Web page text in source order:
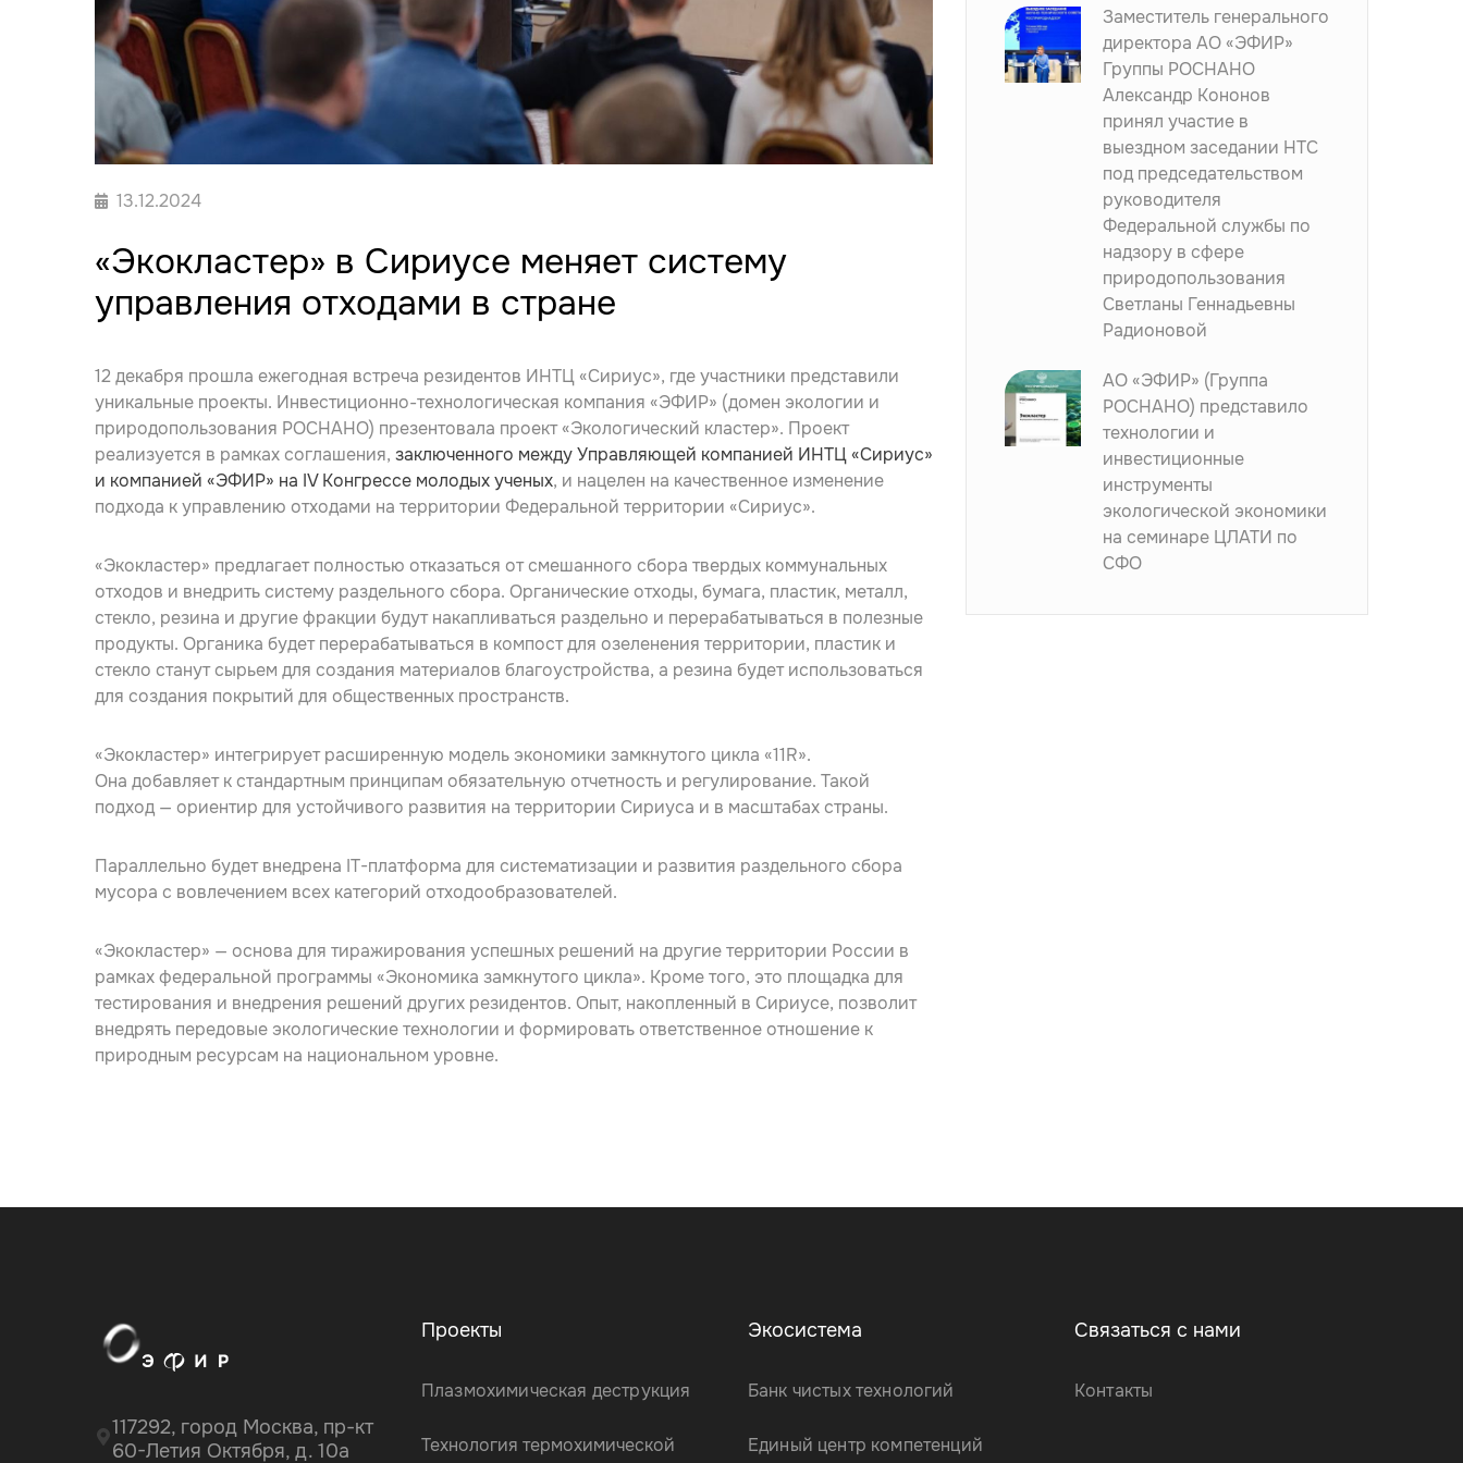
13.12.2024
«Экокластер» в Сириусе меняет систему
управления отходами в стране
12 декабря прошла ежегодная встреча резидентов ИНТЦ «Сириус», где участники представили
уникальные проекты. Инвестиционно-технологическая компания «ЭФИР» (домен экологии и
природопользования РОСНАНО) презентовала проект «Экологический кластер». Проект
реализуется в рамках соглашения, заключенного между Управляющей компанией ИНТЦ «Сириус»
и компанией «ЭФИР» на IV Конгрессе молодых ученых, и нацелен на качественное изменение
подхода к управлению отходами на территории Федеральной территории «Сириус».
«Экокластер» предлагает полностью отказаться от смешанного сбора твердых коммунальных
отходов и внедрить систему раздельного сбора. Органические отходы, бумага, пластик, металл,
стекло, резина и другие фракции будут накапливаться раздельно и перерабатываться в полезные
продукты. Органика будет перерабатываться в компост для озеленения территории, пластик и
стекло станут сырьем для создания материалов благоустройства, а резина будет использоваться
для создания покрытий для общественных пространств.
«Экокластер» интегрирует расширенную модель экономики замкнутого цикла «11R».
Она добавляет к стандартным принципам обязательную отчетность и регулирование. Такой
подход — ориентир для устойчивого развития на территории Сириуса и в масштабах страны.
Параллельно будет внедрена IT-платформа для систематизации и развития раздельного сбора
мусора с вовлечением всех категорий отходообразователей.
«Экокластер» — основа для тиражирования успешных решений на другие территории России в
рамках федеральной программы «Экономика замкнутого цикла». Кроме того, это площадка для
тестирования и внедрения решений других резидентов. Опыт, накопленный в Сириусе, позволит
внедрять передовые экологические технологии и формировать ответственное отношение к
природным ресурсам на национальном уровне.
Заместитель генерального
директора АО «ЭФИР»
Группы РОСНАНО
Александр Кононов
принял участие в
выездном заседании НТС
под председательством
руководителя
Федеральной службы по
надзору в сфере
природопользования
Светланы Геннадьевны
Радионовой
АО «ЭФИР» (Группа
РОСНАНО) представило
технологии и
инвестиционные
инструменты
экологической экономики
на семинаре ЦЛАТИ по
СФО
117292, город Москва, пр-кт
60-Летия Октября, д. 10а
Проекты
Плазмохимическая деструкция
Технология термохимической
Экосистема
Банк чистых технологий
Единый центр компетенций
Связаться с нами
Контакты